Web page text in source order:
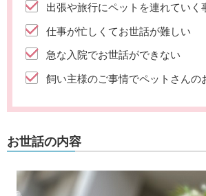
出張や旅行にペットを連れていく
仕事が忙しくてお世話が難しい
急な入院でお世話ができない
飼い主様のご事情でペットさんの
お世話の内容